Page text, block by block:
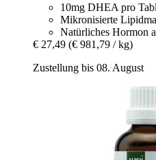
10mg DHEA pro
Mikronisierte
Natürliches Hormon
€ 27,49 (€ 981,79 / kg)
Zustellung bis 08. August